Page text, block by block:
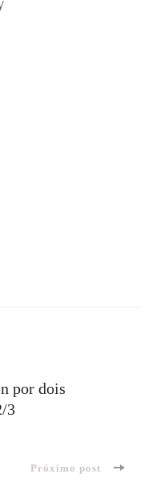
por dois
3
Próximo post